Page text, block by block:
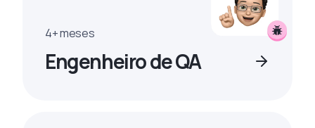
4+ meses
Engenheiro de QA